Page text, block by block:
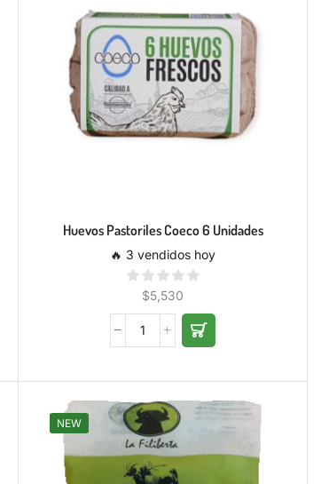
Huevos Pastoriles Coeco 6 Unidades
🔥 3 vendidos hoy
$5,530
NEW